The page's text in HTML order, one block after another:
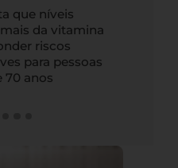
que níveis
da vitamina
riscos
para pessoas
70 anos